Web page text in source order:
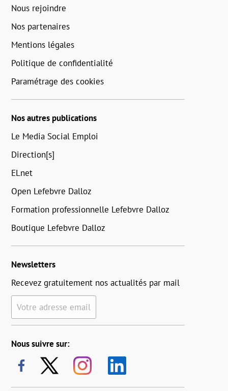
Nous rejoindre
Nos partenaires
Mentions légales
Politique de confidentialité
Paramétrage des cookies
Nos autres publications
Le Media Social Emploi
Direction[s]
ELnet
Open Lefebvre Dalloz
Formation professionnelle Lefebvre Dalloz
Boutique Lefebvre Dalloz
Newsletters
Recevez gratuitement nos actualités par mail
Votre adresse email
Nous suivre sur: